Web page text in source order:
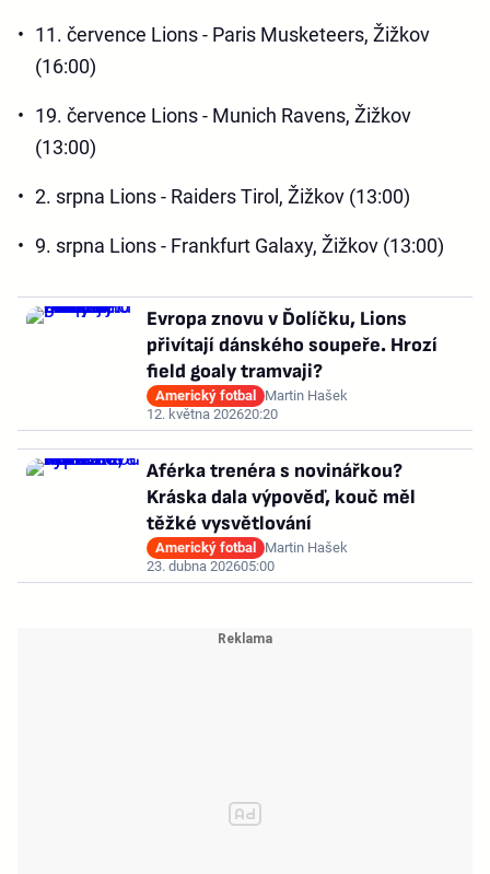
11. července Lions - Paris Musketeers, Žižkov
(16:00)
19. července Lions - Munich Ravens, Žižkov
(13:00)
2. srpna Lions - Raiders Tirol, Žižkov (13:00)
9. srpna Lions - Frankfurt Galaxy, Žižkov (13:00)
Evropa znovu v Ďolíčku, Lions
přivítají dánského soupeře. Hrozí
field goaly tramvaji?
Americký fotbal
Martin Hašek
12. května 202620:20
Aférka trenéra s novinářkou?
Kráska dala výpověď, kouč měl
těžké vysvětlování
Americký fotbal
Martin Hašek
23. dubna 202605:00